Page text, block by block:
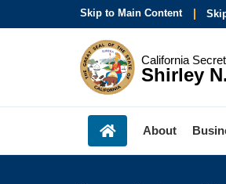
Skip to Main Content
California
Shirley
About